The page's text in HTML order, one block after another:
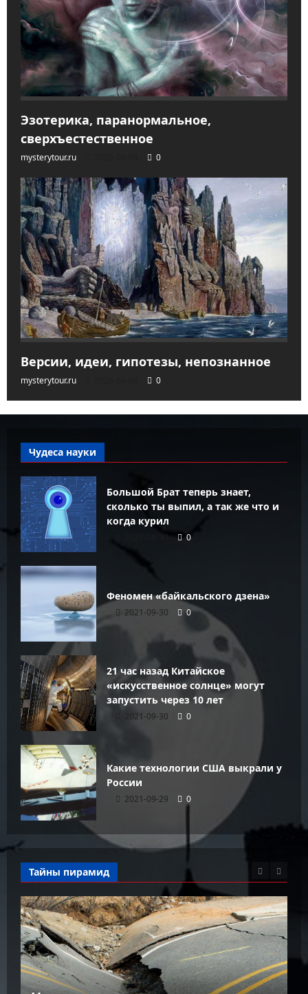
Эзотерика, паранормальное,
сверхъестественное
mysterytour.ru 0
Версии, идеи, гипотезы, непознанное
mysterytour.ru 0
Чудеса науки
Большой Брат теперь знает,
сколько ты выпил, а так же что и
когда курил
2021-09-30 0
Феномен «байкальского дзена»
2021-09-30 0
21 час назад Китайское
«искусственное солнце» могут
запустить через 10 лет
2021-09-30 0
Какие технологии США выкрали у
России
2021-09-29 0
Тайны пирамид
Как живется в